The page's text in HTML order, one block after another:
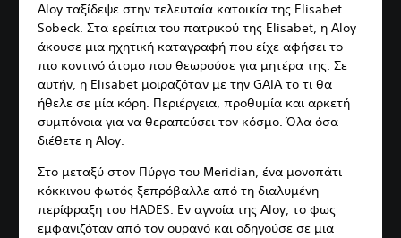
Aloy ταξίδεψε στην τελευταία κατοικία της Elisabet
Sobeck. Στα ερείπια του πατρικού της Elisabet, η Aloy
άκουσε μια ηχητική καταγραφή που είχε αφήσει το
πιο κοντινό άτομο που θεωρούσε για μητέρα της. Σε
αυτήν, η Elisabet μοιραζόταν με την GAIA το τι θα
ήθελε σε μία κόρη. Περιέργεια, προθυμία και αρκετή
συμπόνοια για να θεραπεύσει τον κόσμο. Όλα όσα
διέθετε η Aloy.
Στο μεταξύ στον Πύργο του Meridian, ένα μονοπάτι
κόκκινου φωτός ξεπρόβαλλε από τη διαλυμένη
περίφραξη του HADES. Εν αγνοία της Aloy, το φως
εμφανιζόταν από τον ουρανό και οδηγούσε σε μια